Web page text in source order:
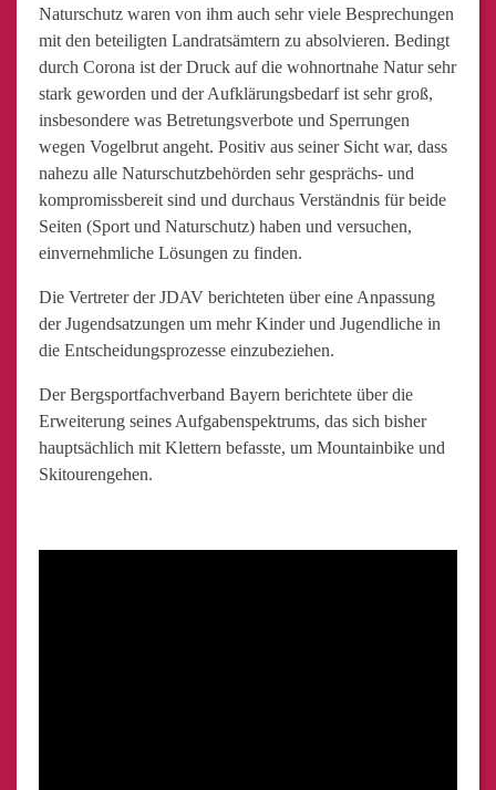
Naturschutz waren von ihm auch sehr viele Besprechungen
mit den beteiligten Landratsämtern zu absolvieren. Bedingt
durch Corona ist der Druck auf die wohnortnahe Natur sehr
stark geworden und der Aufklärungsbedarf ist sehr groß,
insbesondere was Betretungsverbote und Sperrungen
wegen Vogelbrut angeht. Positiv aus seiner Sicht war, dass
nahezu alle Naturschutzbehörden sehr gesprächs- und
kompromissbereit sind und durchaus Verständnis für beide
Seiten (Sport und Naturschutz) haben und versuchen,
einvernehmliche Lösungen zu finden.
Die Vertreter der JDAV berichteten über eine Anpassung
der Jugendsatzungen um mehr Kinder und Jugendliche in
die Entscheidungsprozesse einzubeziehen.
Der Bergsportfachverband Bayern berichtete über die
Erweiterung seines Aufgabenspektrums, das sich bisher
hauptsächlich mit Klettern befasste, um Mountainbike und
Skitourengehen.